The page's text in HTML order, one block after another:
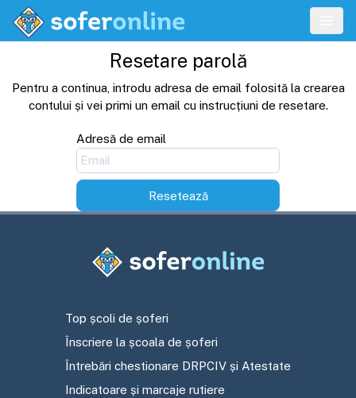
Resetare parolă
Pentru a continua, introdu adresa de email folosită la crearea
contului și vei primi un email cu instrucțiuni de resetare.
adresă de email
Resetează
Top școli de șoferi
Înscriere la școala de șoferi
Întrebări chestionare DRPCIV și Atestate
Indicatoare și marcaje rutiere